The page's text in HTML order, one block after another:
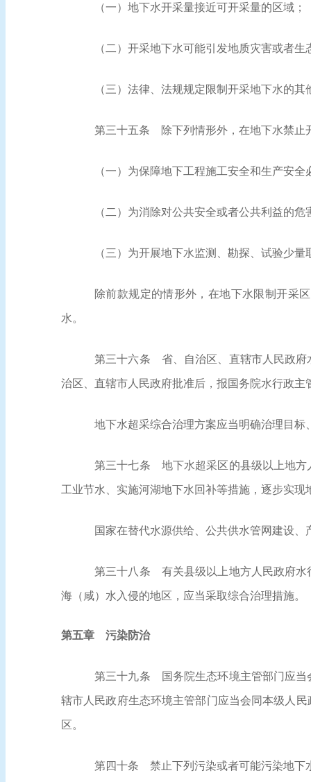
（一）地下水开采量接近可开采量的区域；
（二）开采地下水可能引发地质灾害或者生
（三）法律、法规规定限制开采地下水的其
第三十五条 除下列情形外，在地下水禁止
（一）为保障地下工程施工安全和生产安
（二）为消除对公共安全或者公共利益的
（三）为开展地下水监测、勘探、试验少量
除前款规定的情形外，在地下水限制开采
水。
第三十六条 省、自治区、直辖市人民政府
治区、直辖市人民政府批准后，报国务院水行政主
地下水超采综合治理方案应当明确治理目标
第三十七条 地下水超采区的县级以上地方
工业节水、实施河湖地下水回补等措施，逐步实现
国家在替代水源供给、公共供水管网建设
第三十八条 有关县级以上地方人民政府水
海（咸）水入侵的地区，应当采取综合治理措施。
第五章 污染防治
第三十九条 国务院生态环境主管部门应当
辖市人民政府生态环境主管部门应当会同本级人
区。
第四十条 禁止下列污染或者可能污染地下